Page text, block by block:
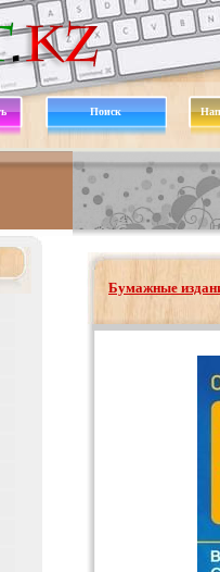
Поиск
Бумажные